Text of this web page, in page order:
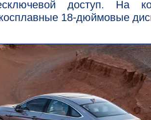
доступ. На
18-дюймовые